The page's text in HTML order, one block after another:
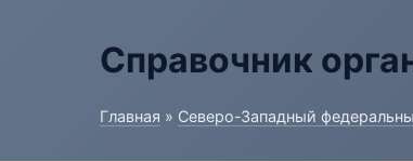
Справочник
Главная » Северо-Западный